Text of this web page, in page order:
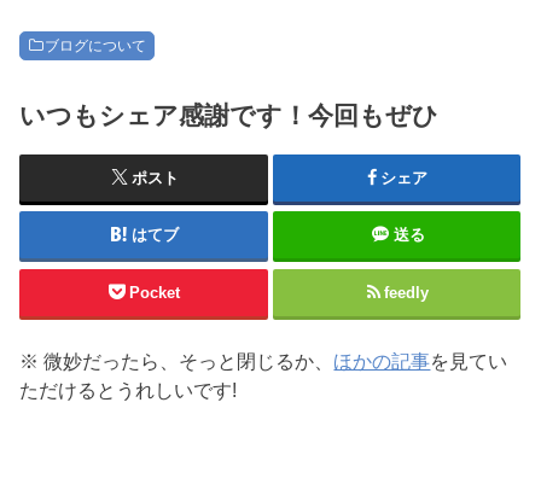
ブログについて
いつもシェア感謝です！今回もぜひ
ポスト シェア
はてブ 送る
Pocket feedly
※ 微妙だったら、そっと閉じるか、 ほかの記事を見てい
ただけるとうれしいです!